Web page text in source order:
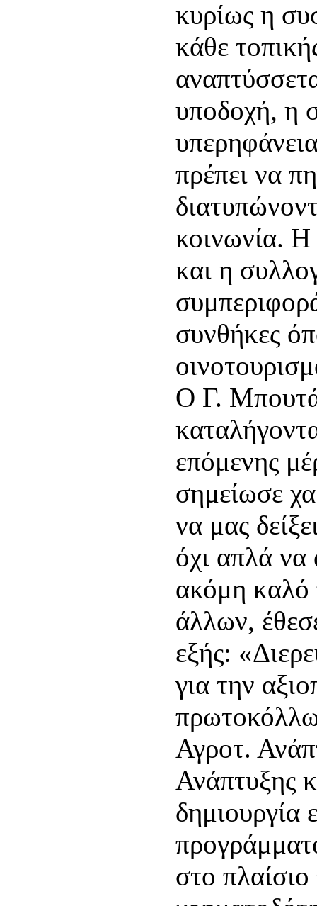
κυρίως η
κάθε
υποδοχή, η
πρέπει να
κοινωνία. Η
και η
συνθήκες
Ο Γ.
επόμενης
σημείωσε
να μας
όχι απλά να
ακόμη καλό
άλλων,
εξής:
για την
Αγροτ.
Ανάπτυξης
δημιουργία
στο